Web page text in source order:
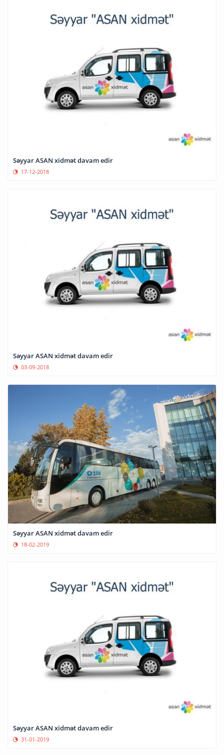
Səyyar ASAN xidmət davam edir
17-12-2018
Səyyar ASAN xidmət davam edir
03-09-2018
Səyyar ASAN xidmət davam edir
18-02-2019
Səyyar ASAN xidmət davam edir
31-01-2019